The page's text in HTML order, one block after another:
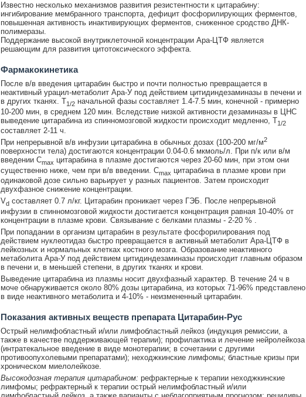
Известно несколько механизмов развития резистентности к цитарабину:
ингибирование мембранного транспорта, дефицит фосфорилирующих ферментов,
повышенная активность инактивирующих ферментов, сниженное сродство ДНК-
полимеразы.
Поддержание высокой внутриклеточной концентрации Ара-ЦТФ является
решающим для развития цитотоксического эффекта.
Фармакокинетика
После в/в введения цитарабин быстро и почти полностью превращается в
неактивный урацил-метаболит Ара-У под действием цитидиндезаминазы в печени и
в других тканях. T1/2начальной фазы составляет 1.4-7.5 мин, конечной - примерно
10-200 мин, в среднем 120 мин. Вследствие низкой активности дезаминазы в ЦНС
выведение цитарабина из спинномозговой жидкости происходит медленно, T1/2
составляет 2-11 ч.
При непрерывной в/в инфузии цитарабина в обычных дозах (100-200 мг/м2
поверхности тела) достигаются концентрации 0.04-0.6 мкмоль/л. При п/к или в/м
введении Cmax цитарабина в плазме достигаются через 20-60 мин, при этом они
существенно ниже, чем при в/в введении. Cmax цитарабина в плазме крови при
одинаковой дозе сильно варьирует у разных пациентов. Затем происходит
двухфазное снижение концентрации.
Vdсоставляет 0.7 л/кг. Цитарабин проникает через ГЭБ. После непрерывной
инфузии в спинномозговой жидкости достигается концентрация равная 10-40% от
концентрации в плазме крови. Связывание с белками плазмы - 2-20 % .
При попадании в организм цитарабин в результате фосфорилирования под
действием нуклеотидаз быстро превращается в активный метаболит Ара-ЦТФ в
лейкозных и нормальных клетках костного мозга. Образование неактивного
метаболита Ара-У под действием цитидиндезаминазы происходит главным образом
в печени и, в меньшей степени, в других тканях и крови.
Выведение цитарабина из плазмы носит двухфазный характер. В течение 24 ч в
моче обнаруживается около 80% дозы цитарабина, из которых 71-96% представлено
в виде неактивного метаболита и 4-10% - неизмененный цитарабин.
Показания активных веществ препарата Цитарабин-Рус
Острый нелимфобластный и/или лимфобластный лейкоз (индукция ремиссии, а
также в качестве поддерживающей терапии); профилактика и лечение нейролейкоза
(интратекальное введение в виде монотерапии; в сочетании с другими
противоопухолевыми препаратами); неходжкинские лимфомы; бластные кризы при
хроническом миелолейкозе.
Высокодозная терапия цитарабином: рефрактерные к терапии неходжкинские
лимфомы; рефрактерный к терапии острый нелимфобластный и/или